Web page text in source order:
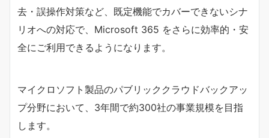
去・誤操作対策など、既定機能でカバーできないシナ
リオへの対応で、Microsoft 365 をさらに効率的・安
全にご利用できるようになります。
マイクロソフト製品のパブリッククラウドバックアッ
プ分野において、3年間で約300社の事業規模を目指
します。